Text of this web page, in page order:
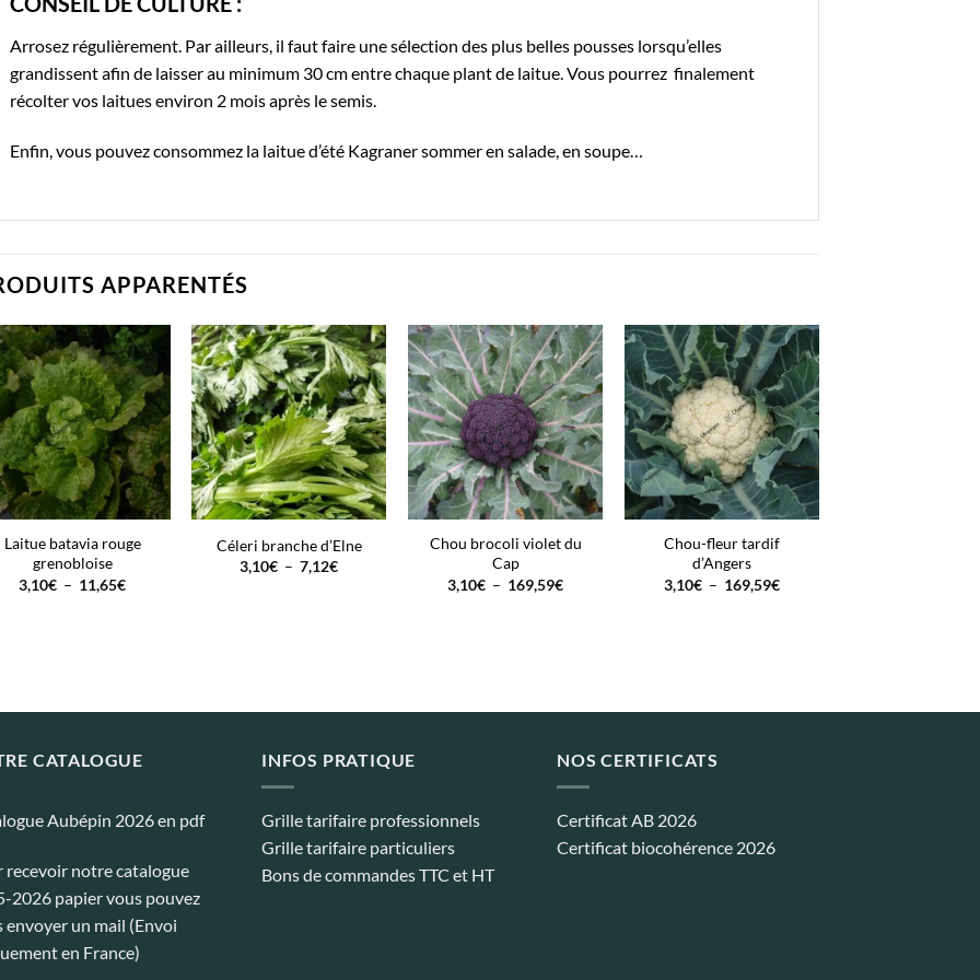
Arrosez régulièrement. Par ailleurs, il faut faire une sélection des plus belles pousses lorsqu’elles
grandissent afin de laisser au minimum 30 cm entre chaque plant de laitue. Vous pourrez finalement
récolter vos laitues environ 2 mois après le semis.
Enfin, vous pouvez consommez la laitue d’été Kagraner sommer en salade, en soupe…
APPARENTÉS
Laitue batavia rouge
grenobloise
3,10€ – 11,65€Plage
Céleri branche d’Elne
3,10€ – 7,12€Plage
Chou brocoli violet du
Cap
3,10€ – 169,59€Plage
Chou-fleur tardif
d’Angers
3,10€ – 169,59€Plage
CATALOGUE
Aubépin 2026 en pdf
recevoir notre catalogue
2026 papier vous pouvez
envoyer un mail (Envoi
en France)
INFOS PRATIQUE
Grille tarifaire professionnels
Grille tarifaire particuliers
Bons de commandes TTC et HT
NOS CERTIFICATS
Certificat AB 2026
Certificat biocohérence 2026